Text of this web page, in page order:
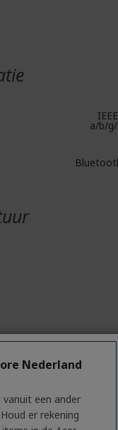
a/b/
Nederland
een ander
er rekening